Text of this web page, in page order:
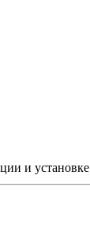
и установке